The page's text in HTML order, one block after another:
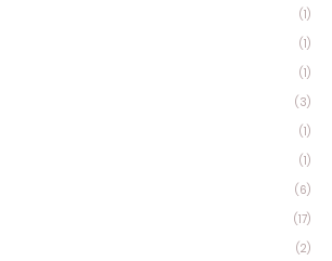
(1)
(1)
(1)
(3)
(1)
(1)
(6)
(17)
(2)